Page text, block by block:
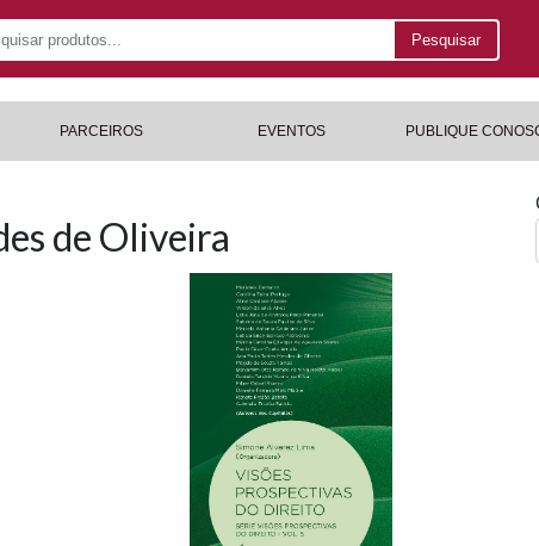
Pesquisar
PARCEIROS EVENTOS PUBLIQUE
de Oliveira